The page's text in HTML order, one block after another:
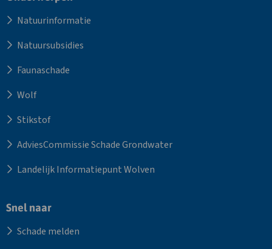
Natuurinformatie
Natuursubsidies
Faunaschade
Wolf
Stikstof
AdviesCommissie Schade Grondwater
Landelijk Informatiepunt Wolven
Snel naar
Schade melden